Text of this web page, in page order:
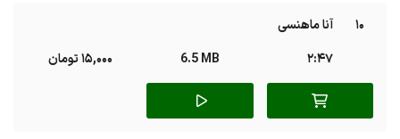
10
آنا ماهنسی
2:47
6.5 MB 15,000 تومان